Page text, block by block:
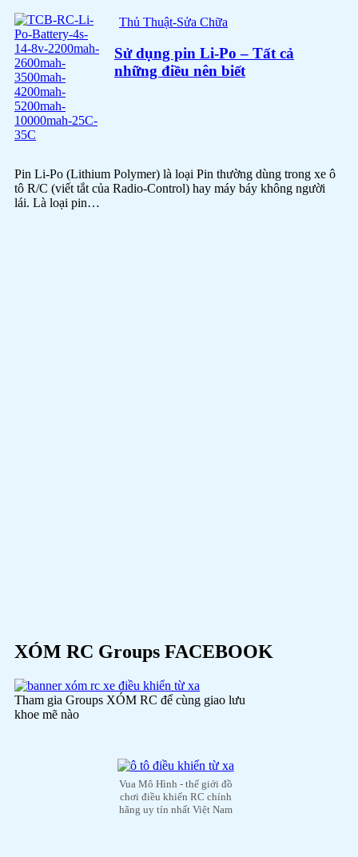
Thủ Thuật-Sửa Chữa
Sử dụng pin Li-Po – Tất cả
những điều nên biết
Pin Li-Po (Lithium Polymer) là loại Pin thường dùng trong xe ô
tô R/C (viết tắt của Radio-Control) hay máy báy không người
lái. Là loại pin…
XÓM RC Groups FACEBOOK
Tham gia Groups XÓM RC để cùng giao lưu
khoe mẽ nào
Vua Mô Hình - thế giới đồ
chơi điều khiển RC chính
hãng uy tín nhất Việt Nam